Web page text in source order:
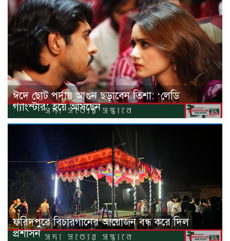
ঈদে ছোট পর্দায় আগুন ছড়াবেন তিশা: ‘লেডি
গ্যাংস্টার’ হয়ে আসছেন
ফরিদপুরে বিচারগানের আয়োজন বন্ধ করে দিল
প্রশাসন